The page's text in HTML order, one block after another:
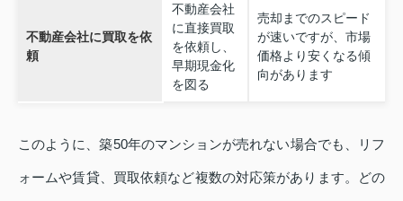
不動産会社に買取を依
頼
不動産会社
に直接買取
を依頼し、
早期現金化
を図る
売却までのスピード
が速いですが、市場
価格より安くなる傾
向があります
このように、築50年のマンションが売れない場合でも、リフ
ォームや賃貸、買取依頼など複数の対応策があります。どの